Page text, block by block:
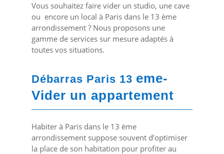
Vous souhaitez faire vider un studio, une cave
ou encore un local à Paris dans le 13 ème
arrondissement ? Nous proposons une
gamme de services sur mesure adaptés à
toutes vos situations.
Débarras Paris 13 eme-
Vider un appartement
Habiter à Paris dans le 13 ème
arrondissement suppose souvent d’optimiser
la place de son habitation pour profiter au